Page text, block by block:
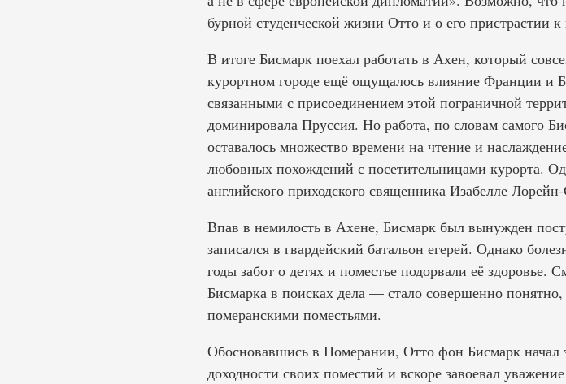
бурной студенческой жизни Отто и о его пристрастии
В итоге Бисмарк поехал работать в Ахен, который
курортном городе ещё ощущалось влияние Франции и
связанными с присоединением этой пограничной
доминировала Пруссия. Но работа, по словам самого
оставалось множество времени на чтение и
любовных похождений с посетительницами курорта.
английского приходского священника Изабелле
Впав в немилость в Ахене, Бисмарк был вынужден
записался в гвардейский батальон егерей. Однако
годы забот о детях и поместье подорвали её здоровье.
Бисмарка в поисках дела — стало совершенно
померанскими поместьями.
Обосновавшись в Померании, Отто фон Бисмарк начал
доходности своих поместий и вскоре завоевал